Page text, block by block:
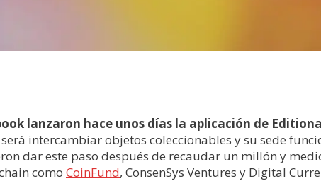
lanzaron hace unos días la aplicación de
intercambiar objetos coleccionables y su sede
dar este paso después de recaudar un millón y
como CoinFund, ConsenSys Ventures y Digital